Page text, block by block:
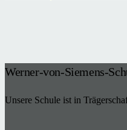
Werner-von-Siemens-
Unsere Schule ist in